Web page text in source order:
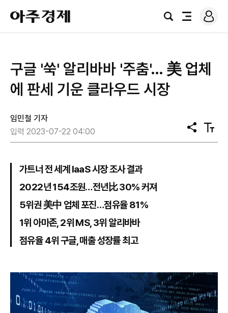
아
주
경
검
전
로
그
구글 '쑥' 알리바바 '주춤'… 美 업체
에 판세 기운 클라우드 시장
임민철 기자
입력 2023-07-22 04:00
공
유
텍
스
가트너 전 세계 IaaS 시장 조사 결과
2022년 154조원…전년比 30% 커져
5위권 美中 업체 포진…점유율 81%
1위 아마존, 2위 MS, 3위 알리바바
점유율 4위 구글, 매출 성장률 최고